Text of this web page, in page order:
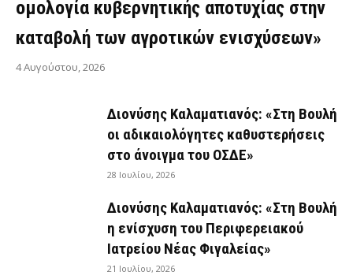
ομολογία κυβερνητικής αποτυχίας στην
καταβολή των αγροτικών ενισχύσεων»
4 Αυγούστου, 2026
Διονύσης Καλαματιανός: «Στη Βουλή
οι αδικαιολόγητες καθυστερήσεις
στο άνοιγμα του ΟΣΔΕ»
28 Ιουλίου, 2026
Διονύσης Καλαματιανός: «Στη Βουλή
η ενίσχυση του Περιφερειακού
Ιατρείου Νέας Φιγαλείας»
21 Ιουλίου, 2026